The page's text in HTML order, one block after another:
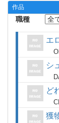
作品
職種
エ
シ
ど
獲